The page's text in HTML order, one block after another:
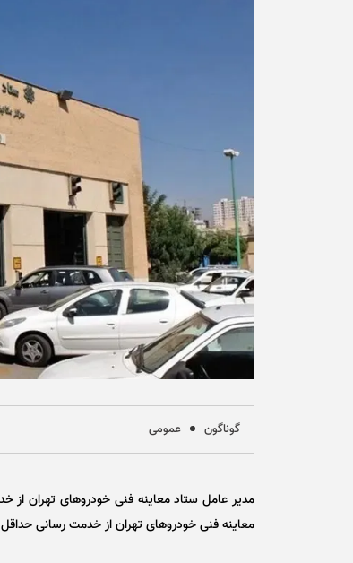
گوناگون عمومی
معاینه فنی خودرو‌های تهران از خدمت رسانی حداقل ۱۶ مرکز معاینه فنی در ایام تعطیلات نوروز خبر داد.